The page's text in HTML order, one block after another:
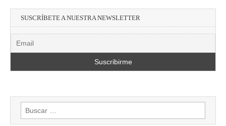
SUSCRÍBETE A NUESTRA NEWSLETTER
Buscar: